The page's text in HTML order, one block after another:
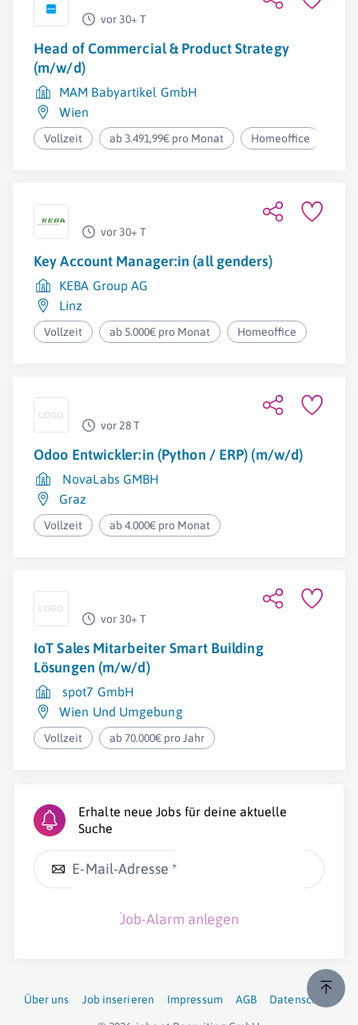
vor 30+ T
Head of Commercial & Product Strategy
(m/w/d)
MAM Babyartikel GmbH
Wien
Vollzeit ab 3.491,99€ pro Monat Homeoffice
vor 30+ T
Key Account Manager:in (all genders)
KEBA Group AG
Linz
Vollzeit ab 5.000€ pro Monat Homeoffice
vor 28 T
Odoo Entwickler:in (Python / ERP) (m/w/d)
NovaLabs GMBH
Graz
Vollzeit ab 4.000€ pro Monat
vor 30+ T
IoT Sales Mitarbeiter Smart Building
Lösungen (m/w/d)
spot7 GmbH
Wien Und Umgebung
Vollzeit ab 70.000€ pro Jahr
Erhalte neue Jobs für deine aktuelle
Suche
E-Mail-Adresse *
Job-Alarm anlegen
Über uns Job inserieren Impressum AGB Datenschutz